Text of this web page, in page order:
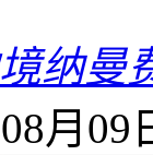
纳曼
月09